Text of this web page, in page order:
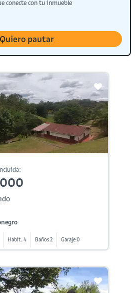
conecte con tu inmueble
Quiero pautar
Habit. 4 Baños 2 Garaje 0